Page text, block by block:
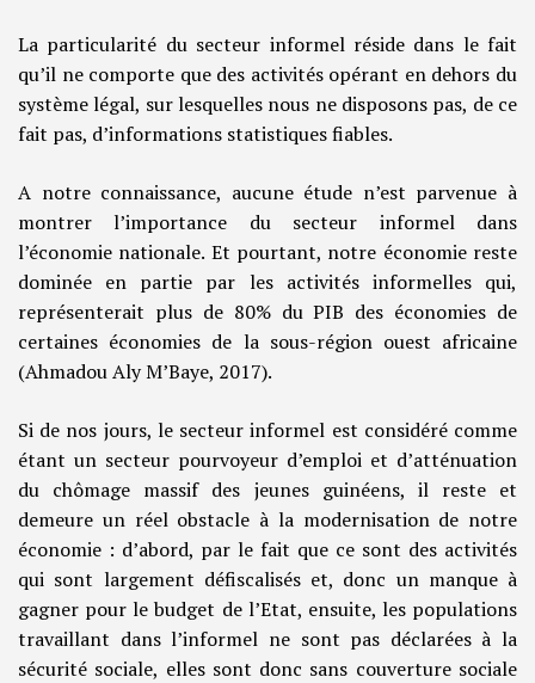
La particularité du secteur informel réside dans le fait
qu’il ne comporte que des activités opérant en dehors du
système légal, sur lesquelles nous ne disposons pas, de ce
fait pas, d’informations statistiques fiables.
A notre connaissance, aucune étude n’est parvenue à
montrer l’importance du secteur informel dans
l’économie nationale. Et pourtant, notre économie reste
dominée en partie par les activités informelles qui,
représenterait plus de 80% du PIB des économies de
certaines économies de la sous-région ouest africaine
(Ahmadou Aly M’Baye, 2017).
Si de nos jours, le secteur informel est considéré comme
étant un secteur pourvoyeur d’emploi et d’atténuation
du chômage massif des jeunes guinéens, il reste et
demeure un réel obstacle à la modernisation de notre
économie : d’abord, par le fait que ce sont des activités
qui sont largement défiscalisés et, donc un manque à
gagner pour le budget de l’Etat, ensuite, les populations
travaillant dans l’informel ne sont pas déclarées à la
sécurité sociale, elles sont donc sans couverture sociale